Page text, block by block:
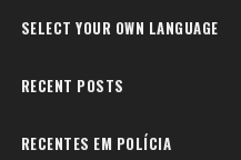
SELECT YOUR OWN LANGUAGE
RECENT POSTS
RECENTES EM POLÍCIA